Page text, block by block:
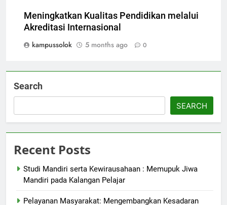
Meningkatkan Kualitas Pendidikan melalui
Akreditasi Internasional
kampussolok
5 months ago 0
Search
SEARCH
Recent Posts
Studi Mandiri serta Kewirausahaan : Memupuk Jiwa
Mandiri pada Kalangan Pelajar
Pelayanan Masyarakat: Mengembangkan Kesadaran